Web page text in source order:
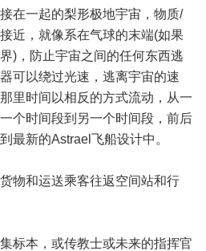
在一起的梨形极地宇宙，物质/
近，就像系在气球的末端(如果
)，防止宇宙之间的任何东西逃
可以绕过光速，逃离宇宙的速
里时间以相反的方式流动，从一
个时间段到另一个时间段，前后
最新的Astrael飞船设计中。
物和运送乘客往返空间站和行
标本，或传教士或未来的指挥官